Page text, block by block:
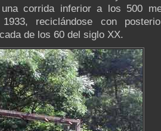
corrida inferior a los 500
reciclándose con
de los 60 del siglo XX.